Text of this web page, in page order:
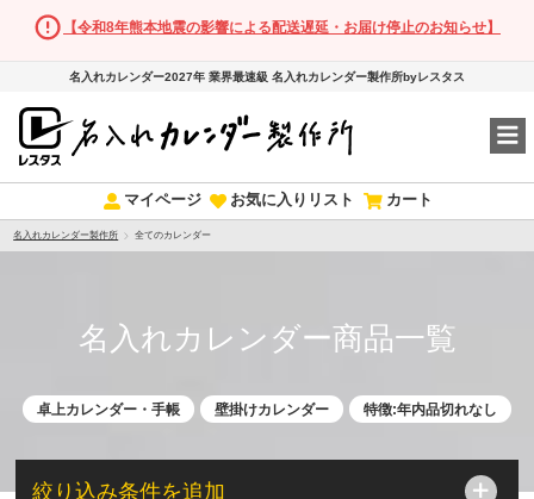
【令和8年熊本地震の影響による配送遅延・お届け停止のお知らせ】
名入れカレンダー2027年 業界最速級 名入れカレンダー製作所byレスタス
マイページ お気に入りリスト カート
名入れカレンダー製作所 全てのカレンダー
名入れカレンダー商品一覧
卓上カレンダー・手帳 壁掛けカレンダー 特徴:年内品切れなし
絞り込み条件を追加